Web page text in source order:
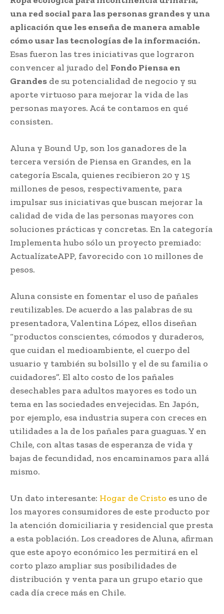
una red social para las personas grandes y una
aplicación que les enseña de manera amable
cómo usar las tecnologías de la información.
Esas fueron las tres iniciativas que lograron
convencer al jurado del Fondo Piensa en
Grandes de su potencialidad de negocio y su
aporte virtuoso para mejorar la vida de las
personas mayores. Acá te contamos en qué
consisten.
Aluna y Bound Up, son los ganadores de la
tercera versión de Piensa en Grandes, en la
categoría Escala, quienes recibieron 20 y 15
millones de pesos, respectivamente, para
impulsar sus iniciativas que buscan mejorar la
calidad de vida de las personas mayores con
soluciones prácticas y concretas. En la categoría
Implementa hubo sólo un proyecto premiado:
ActualízateAPP, favorecido con 10 millones de
pesos.
Aluna consiste en fomentar el uso de pañales
reutilizables. De acuerdo a las palabras de su
presentadora, Valentina López, ellos diseñan
“productos conscientes, cómodos y duraderos,
que cuidan el medioambiente, el cuerpo del
usuario y también su bolsillo y el de su familia o
cuidadores”. El alto costo de los pañales
desechables para adultos mayores es todo un
tema en las sociedades envejecidas. En Japón,
por ejemplo, esa industria supera con creces en
utilidades a la de los pañales para guaguas. Y en
Chile, con altas tasas de esperanza de vida y
bajas de fecundidad, nos encaminamos para allá
mismo.
Un dato interesante: Hogar de Cristo es uno de
los mayores consumidores de este producto por
la atención domiciliaria y residencial que presta
a esta población. Los creadores de Aluna, afirman
que este apoyo económico les permitirá en el
corto plazo ampliar sus posibilidades de
distribución y venta para un grupo etario que
cada día crece más en Chile.